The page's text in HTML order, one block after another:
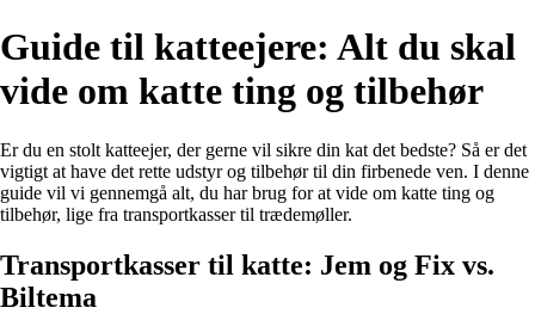
Guide til katteejere: Alt du skal
vide om katte ting og tilbehør
Er du en stolt katteejer, der gerne vil sikre din kat det bedste? Så er det
vigtigt at have det rette udstyr og tilbehør til din firbenede ven. I denne
guide vil vi gennemgå alt, du har brug for at vide om katte ting og
tilbehør, lige fra transportkasser til trædemøller.
Transportkasser til katte: Jem og Fix vs.
Biltema